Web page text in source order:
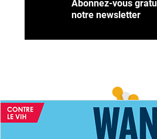
Abonnez-vous
notre newsletter